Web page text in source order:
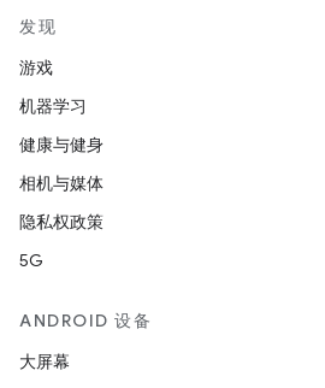
发现
游戏
机器学习
健康与健身
相机与媒体
隐私权政策
5G
ANDROID 设备
大屏幕